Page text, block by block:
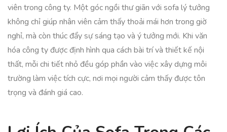
viên trong công ty. Một góc ngồi thư giãn với sofa lý tưởng
không chỉ giúp nhân viên cảm thấy thoải mái hơn trong giờ
nghỉ, mà còn thúc đẩy sự sáng tạo và ý tưởng mới. Khi văn
hóa công ty được định hình qua cách bài trí và thiết kế nội
thất, mỗi chi tiết nhỏ đều góp phần vào việc xây dựng môi
trường làm việc tích cực, nơi mọi người cảm thấy được tôn
trọng và đánh giá cao.